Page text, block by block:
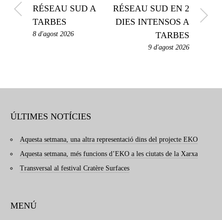
RÉSEAU SUD A
TARBES
8 d'agost 2026
RÉSEAU SUD EN 2
DIES INTENSOS A
TARBES
9 d'agost 2026
ÚLTIMES NOTÍCIES
Aquesta setmana, una altra representació dins del projecte EKO
Aquesta setmana, més funcions d’EKO a les ciutats de la Xarxa
Transversal al festival Cratère Surfaces
MENÚ